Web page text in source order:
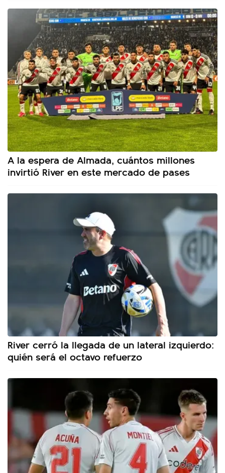
A la espera de Almada, cuántos millones
invirtió River en este mercado de pases
River cerró la llegada de un lateral izquierdo:
quién será el octavo refuerzo